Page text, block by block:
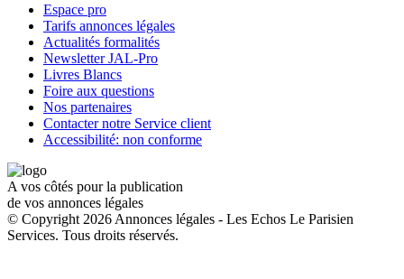
Espace pro
Tarifs annonces légales
Actualités formalités
Newsletter JAL-Pro
Livres Blancs
Foire aux questions
Nos partenaires
Contacter notre Service client
Accessibilité: non conforme
A vos côtés pour la publication
de vos annonces légales
© Copyright 2026 Annonces légales - Les Echos Le Parisien
Services. Tous droits réservés.